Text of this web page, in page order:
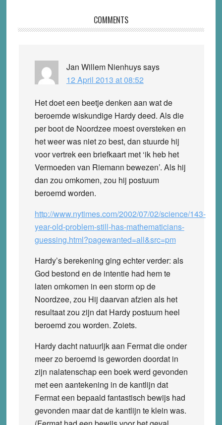
Interactions
COMMENTS
Jan Willem Nienhuyssays
12 April 2013 at 08:52
Het doet een beetje denken aan wat de
beroemde wiskundige Hardy deed. Als die
per boot de Noordzee moest oversteken en
het weer was niet zo best, dan stuurde hij
voor vertrek een briefkaart met ‘ik heb het
Vermoeden van Riemann bewezen’. Als hij
dan zou omkomen, zou hij postuum
beroemd worden.
http://www.nytimes.com/2002/07/02/science/143-
year-old-problem-still-has-mathematicians-
guessing.html?pagewanted=all&src=pm
Hardy’s berekening ging echter verder: als
God bestond en de intentie had hem te
laten omkomen in een storm op de
Noordzee, zou Hij daarvan afzien als het
resultaat zou zijn dat Hardy postuum heel
beroemd zou worden. Zoiets.
Hardy dacht natuurljk aan Fermat die onder
meer zo beroemd is geworden doordat in
zijn nalatenschap een boek werd gevonden
met een aantekening in de kantlijn dat
Fermat een bepaald fantastisch bewijs had
gevonden maar dat de kantlijn te klein was.